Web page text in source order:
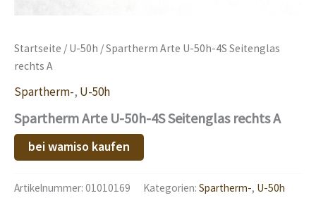
Startseite / U-50h / Spartherm Arte U-50h-4S Seitenglas
rechts A
Spartherm-, U-50h
Spartherm Arte U-50h-4S Seitenglas rechts A
bei wamiso kaufen
Artikelnummer: 01010169 Kategorien: Spartherm-, U-50h